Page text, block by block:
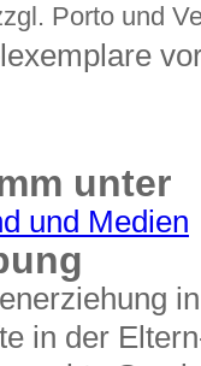
Porto und
unter
und Medien
in der